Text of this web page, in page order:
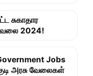
சுகாதார
2024!
Jobs
அரசு வேலைகள்